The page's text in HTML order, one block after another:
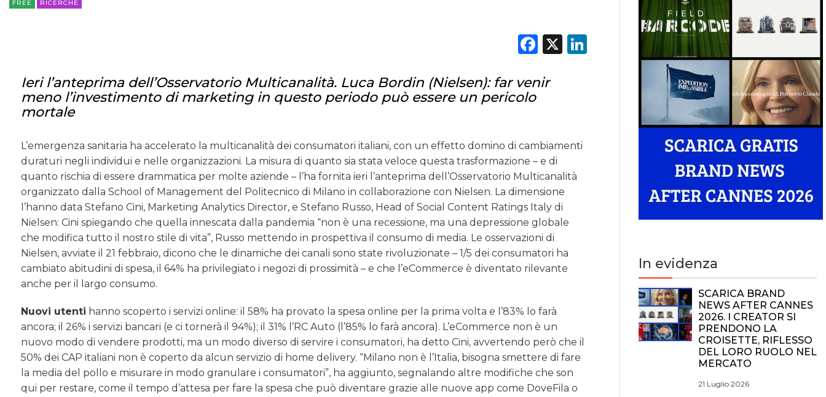
FREE RICERCHE
Facebook
X LinkedIn
Ieri l’anteprima dell’Osservatorio Multicanalità. Luca Bordin (Nielsen): far venir
meno l’investimento di marketing in questo periodo può essere un pericolo
mortale
L’emergenza sanitaria ha accelerato la multicanalità dei consumatori italiani, con un effetto domino di cambiamenti
duraturi negli individui e nelle organizzazioni. La misura di quanto sia stata veloce questa trasformazione – e di
quanto rischia di essere drammatica per molte aziende – l’ha fornita ieri l’anteprima dell’Osservatorio Multicanalità
organizzato dalla School of Management del Politecnico di Milano in collaborazione con Nielsen. La dimensione
l’hanno data Stefano Cini, Marketing Analytics Director, e Stefano Russo, Head of Social Content Ratings Italy di
Nielsen: Cini spiegando che quella innescata dalla pandemia “non è una recessione, ma una depressione globale
che modifica tutto il nostro stile di vita”, Russo mettendo in prospettiva il consumo di media. Le osservazioni di
Nielsen, avviate il 21 febbraio, dicono che le dinamiche dei canali sono state rivoluzionate – 1/5 dei consumatori ha
cambiato abitudini di spesa, il 64% ha privilegiato i negozi di prossimità – e che l’eCommerce è diventato rilevante
anche per il largo consumo.
Nuovi utenti hanno scoperto i servizi online: il 58% ha provato la spesa online per la prima volta e l’83% lo farà
ancora; il 26% i servizi bancari (e ci tornerà il 94%); il 31% l’RC Auto (l’85% lo farà ancora). L’eCommerce non è un
nuovo modo di vendere prodotti, ma un modo diverso di servire i consumatori, ha detto Cini, avvertendo però che il
50% dei CAP italiani non è coperto da alcun servizio di home delivery. “Milano non è l’Italia, bisogna smettere di fare
la media del pollo e misurare in modo granulare i consumatori”, ha aggiunto, segnalando altre modifiche che son
qui per restare, come il tempo d’attesa per fare la spesa che può diventare grazie alle nuove app come DoveFila o
In evidenza
SCARICA BRAND
NEWS AFTER CANNES
2026. I CREATOR SI
PRENDONO LA
CROISETTE, RIFLESSO
DEL LORO RUOLO NEL
MERCATO
21 Luglio 2026